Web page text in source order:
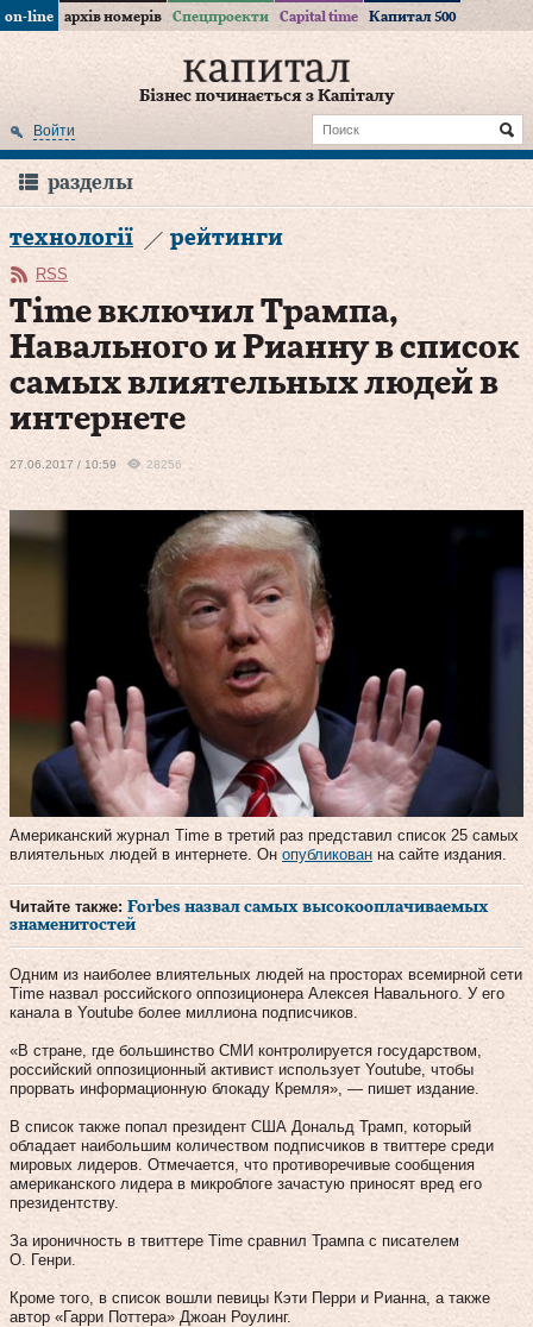
on-line архів номерів Спецпроекти Capital time Капитал 500
Бізнес починається з Капіталу
Войти
разделы
технології рейтинги
RSS
Time включил Трампа,
Навального и Рианну в список
самых влиятельных людей в
интернете
27.06.2017 / 10:59 28256
Американский журнал Time в третий раз представил список 25 самых
влиятельных людей в интернете. Он опубликован на сайте издания.
Читайте также: Forbes назвал самых высокооплачиваемых
знаменитостей
Одним из наиболее влиятельных людей на просторах всемирной сети
Time назвал российского оппозиционера Алексея Навального. У его
канала в Youtube более миллиона подписчиков.
«В стране, где большинство СМИ контролируется государством,
российский оппозиционный активист использует Youtube, чтобы
прорвать информационную блокаду Кремля», — пишет издание.
В список также попал президент США Дональд Трамп, который
обладает наибольшим количеством подписчиков в твиттере среди
мировых лидеров. Отмечается, что противоречивые сообщения
американского лидера в микроблоге зачастую приносят вред его
президентству.
За ироничность в твиттере Time сравнил Трампа с писателем
О. Генри.
Кроме того, в список вошли певицы Кэти Перри и Рианна, а также
автор «Гарри Поттера» Джоан Роулинг.